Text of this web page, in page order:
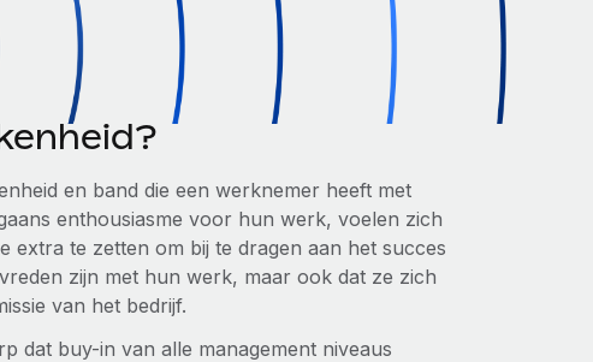
en band die een werknemer heeft met
enthousiasme voor hun werk, voelen zich
extra te zetten om bij te dragen aan het succes
zijn met hun werk, maar ook dat ze zich
van het bedrijf.
dat buy-in van alle management niveaus